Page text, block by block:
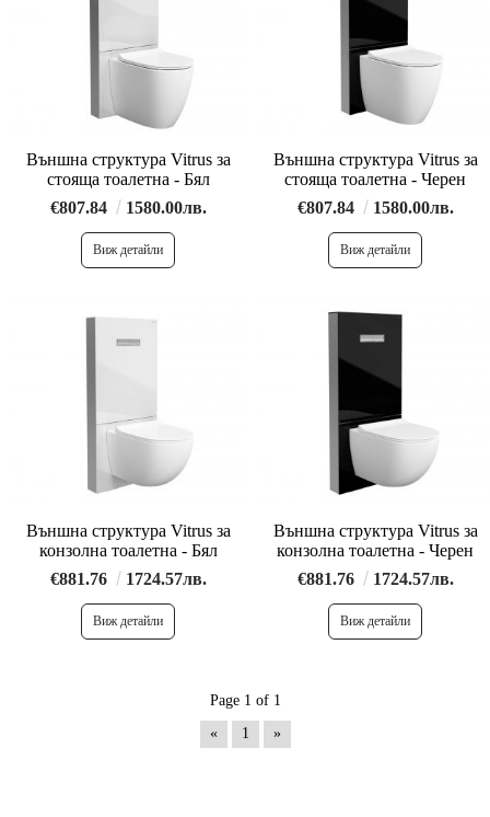
Външна структура Vitrus за
стояща тоалетна - Бял
€807.84
1580.00лв.
Виж детайли
Външна структура Vitrus за
стояща тоалетна - Черен
€807.84
1580.00лв.
Виж детайли
Външна структура Vitrus за
конзолна тоалетна - Бял
€881.76
1724.57лв.
Виж детайли
Външна структура Vitrus за
конзолна тоалетна - Черен
€881.76
1724.57лв.
Виж детайли
Page 1 of 1
« 1 »